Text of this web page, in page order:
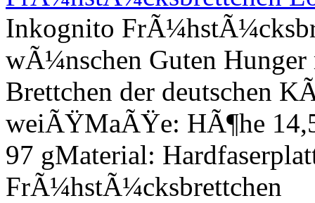
Inkognito
wÃ¼nschen Guten
Brettchen der deutschen
weiÃŸMaÃŸe: HÃ¶he
97 gMaterial:
FrÃ¼hstÃ¼cksbrettchen